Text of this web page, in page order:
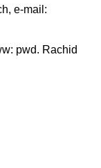
e-mail:
pwd. Rachid